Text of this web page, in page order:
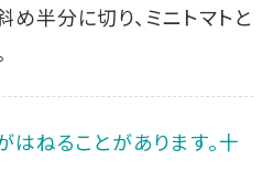
半分に切り、ミニトマトと
ねることがあります。十